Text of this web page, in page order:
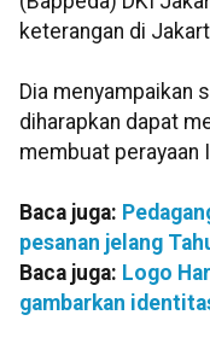
keterangan di
Dia menyampaikan
diharapkan dapat
membuat perayaan
Baca juga:
pesanan jelang
Baca juga: Logo
gambarkan